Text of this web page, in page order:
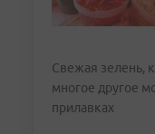
Свежая зелень,
многое другое
прилавках